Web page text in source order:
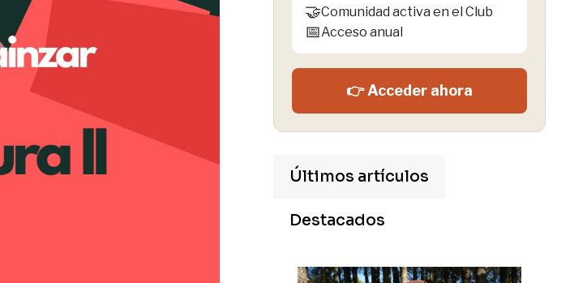
🤝Comunidad activa en el Club
📅Acceso anual
👉 Acceder ahora
Últimos artículos
Destacados